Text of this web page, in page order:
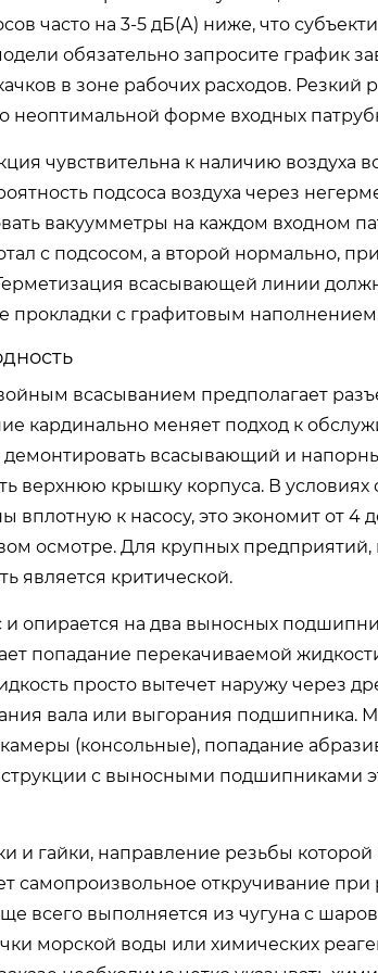
часто на 3-5 дБ(А) ниже, что
обязательно запросите график
в зоне рабочих расходов. Резкий
неоптимальной форме входных
чувствительна к наличию воздуха
подсоса воздуха через
вакуумметры на каждом входном
с подсосом, а второй нормально,
всасывающей линии
с графитовым
всасыванием предполагает
кардинально меняет подход к
демонтировать всасывающий и
верхнюю крышку корпуса. В
к насосу, это экономит от 4
осмотре. Для крупных предприятий,
является критической.
и опирается на два выносных
попадание перекачиваемой
просто вытечет наружу через
вала или выгорания подшипника.
камеры (консольные), попадание
с выносными подшипниками
и гайки, направление резьбы
самопроизвольное откручивание
всего выполняется из чугуна с
морской воды или химических